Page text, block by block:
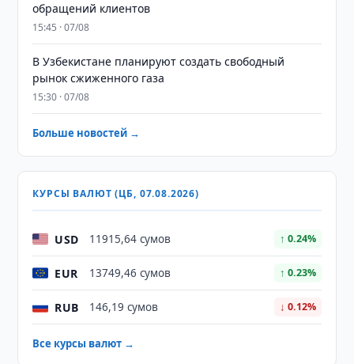
обращений клиентов
15:45 · 07/08
В Узбекистане планируют создать свободный
рынок сжиженного газа
15:30 · 07/08
Больше новостей →
КУРСЫ ВАЛЮТ (ЦБ, 07.08.2026)
USD 11915,64 сумов ↑ 0.24%
EUR 13749,46 сумов ↑ 0.23%
RUB 146,19 сумов ↓ 0.12%
Все курсы валют →